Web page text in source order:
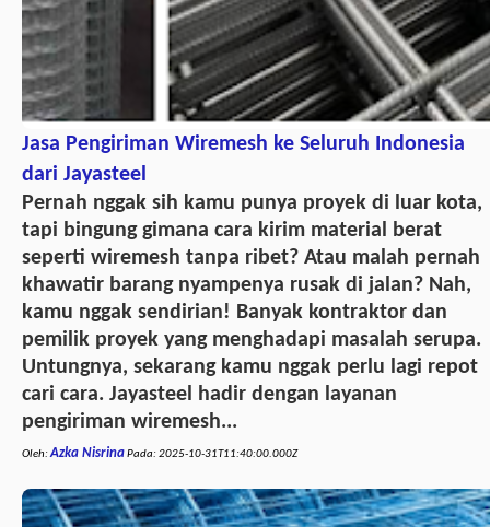
Jasa Pengiriman Wiremesh ke Seluruh Indonesia
dari Jayasteel
Pernah nggak sih kamu punya proyek di luar kota,
tapi bingung gimana cara kirim material berat
seperti wiremesh tanpa ribet? Atau malah pernah
khawatir barang nyampenya rusak di jalan? Nah,
kamu nggak sendirian! Banyak kontraktor dan
pemilik proyek yang menghadapi masalah serupa.
Untungnya, sekarang kamu nggak perlu lagi repot
cari cara. Jayasteel hadir dengan layanan
pengiriman wiremesh...
Oleh:Azka NisrinaPada:2025-10-31T11:40:00.000Z